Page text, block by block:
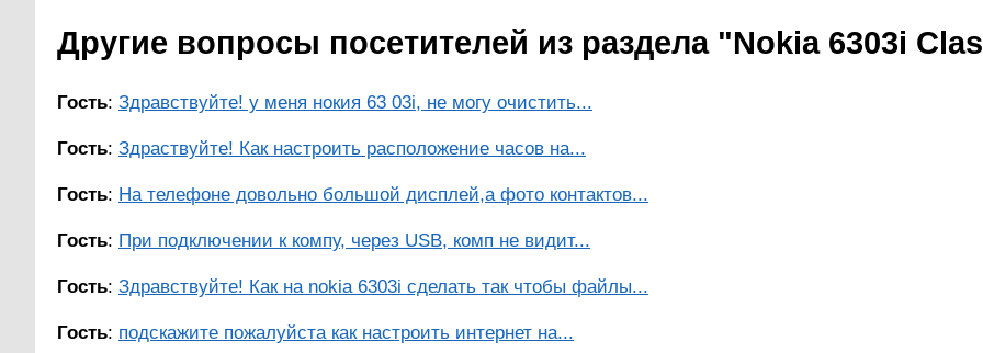
Другие вопросы посетителей из раздела "Nokia 6303i
Гость: Здравствуйте! у меня нокия 63 03i, не могу очистить...
Гость: Здраствуйте! Как настроить расположение часов на...
Гость: На телефоне довольно большой дисплей,а фото контактов...
Гость: При подключении к компу, через USB, комп не видит...
Гость: Здравствуйте! Как на nokia 6303i сделать так чтобы файлы...
Гость: подскажите пожалуйста как настроить интернет на...